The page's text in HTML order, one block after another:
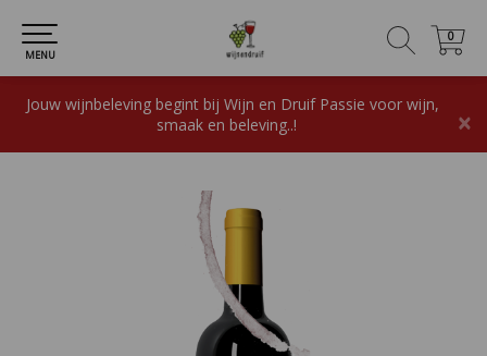
0
0
MENU
Jouw wijnbeleving begint bij Wijn en Druif Passie voor wijn,
smaak en beleving..!
×